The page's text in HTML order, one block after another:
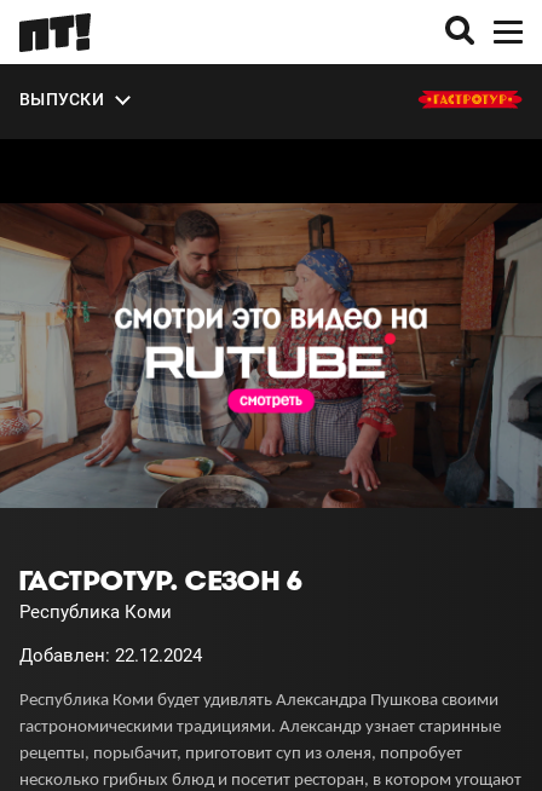
ВЫПУСКИ
О СЕЗОНЕ
ГАСТРОТУР. СЕЗОН 6
Республика Коми
Добавлен: 22.12.2024
Республика Коми будет удивлять Александра Пушкова своими
гастрономическими традициями. Александр узнает старинные
рецепты, порыбачит, приготовит суп из оленя, попробует
несколько грибных блюд и посетит ресторан, в котором угощают